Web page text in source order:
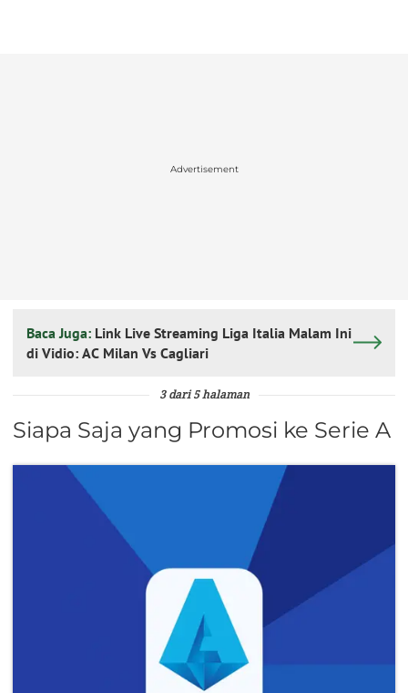
Advertisement
Baca Juga: Link Live Streaming Liga Italia Malam Ini
di Vidio: AC Milan Vs Cagliari
3 dari 5 halaman
Siapa Saja yang Promosi ke Serie A